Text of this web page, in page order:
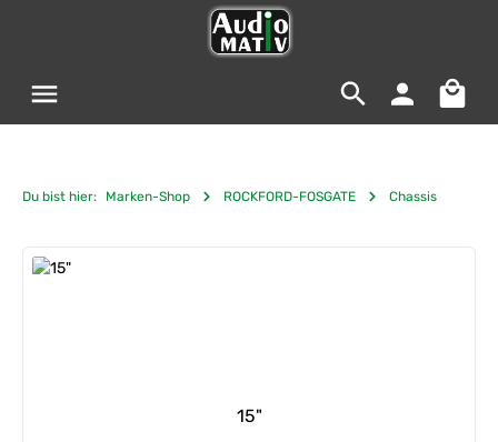
Du bist hier: Marken-Shop ROCKFORD-FOSGATE Chassis
Kategoriegalerie überspringen
15"